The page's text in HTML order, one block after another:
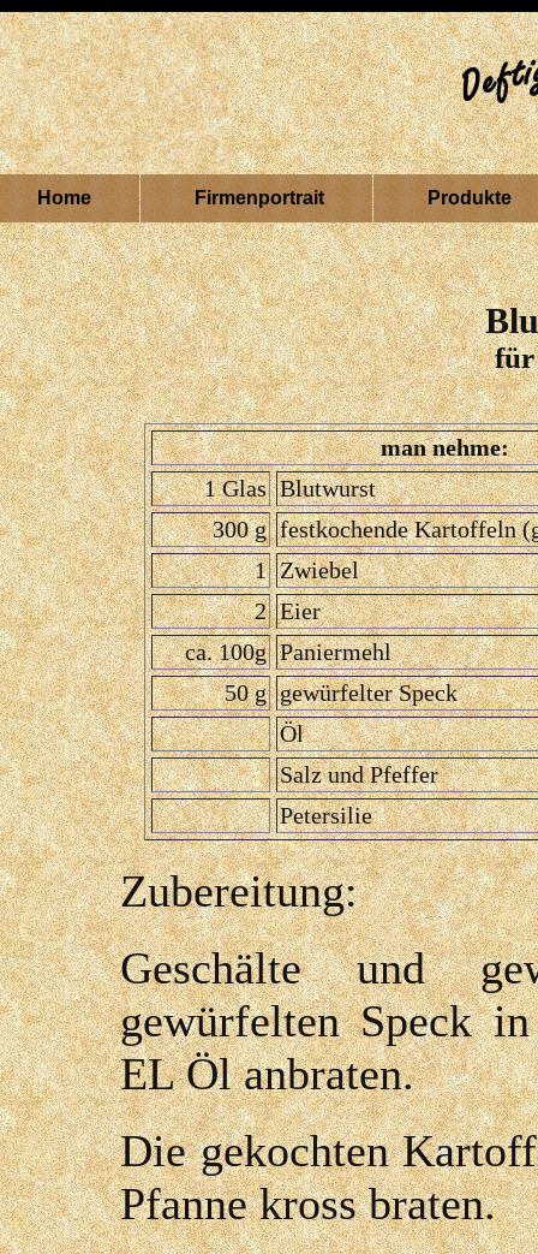
Home Firmenportrait Produkte
für
man nehme:
1 Glas Blutwurst
300 g festkochende Kartoffeln
1 Zwiebel
2 Eier
ca. 100g Paniermehl
50 g gewürfelter Speck
Öl
Salz und Pfeffer
Petersilie
Zubereitung:
Geschälte und
gewürfelten Speck
EL Öl anbraten.
Die gekochten
Pfanne kross braten.